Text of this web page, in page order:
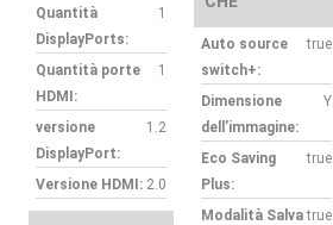
Quantità
DisplayPorts:
1
Quantità porte
HDMI:
1
versione
DisplayPort:
1.2
Versione HDMI: 2.0
Auto source
switch+:
true
Dimensione
dell’immagine:
Y
Eco Saving
Plus:
true
Modalità Salva true